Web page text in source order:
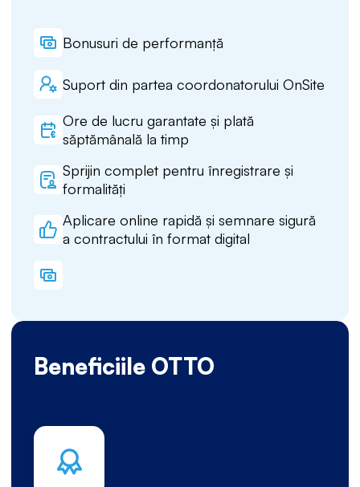
Bonusuri de performanță
Suport din partea coordonatorului OnSite
Ore de lucru garantate și plată
săptămânală la timp
Sprijin complet pentru înregistrare și
formalități
Aplicare online rapidă și semnare sigură
a contractului în format digital
Beneficiile OTTO